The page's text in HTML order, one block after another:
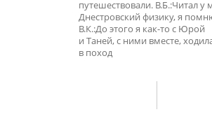
путешествовали. В.Б.:Читал у
Днестровский физику, я
В.К.:До этого я как-то с Юрой
и Таней, с ними вместе,
в поход